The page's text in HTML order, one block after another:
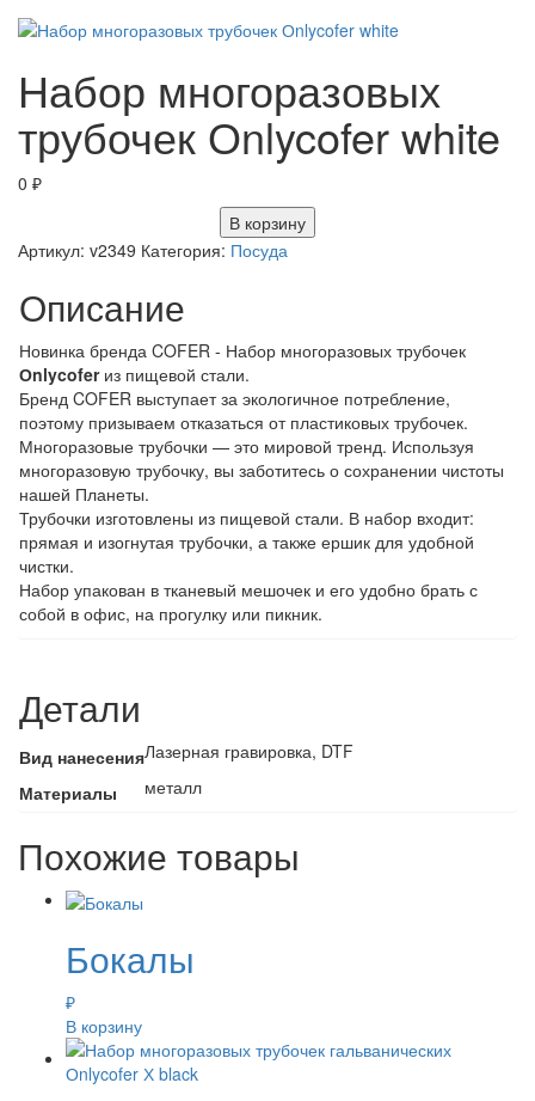
Набор многоразовых
трубочек Оnlycofer white
0 ₽
В корзину
Артикул: v2349 Категория: Посуда
Описание
Новинка бренда COFER - Набор многоразовых трубочек
Оnlycoferиз пищевой стали.
Бренд COFER выступает за экологичное потребление,
поэтому призываем отказаться от пластиковых трубочек.
Многоразовые трубочки — это мировой тренд. Используя
многоразовую трубочку, вы заботитесь о сохранении чистоты
нашей Планеты.
Трубочки изготовлены из пищевой стали. В набор входит:
прямая и изогнутая трубочки, а также ершик для удобной
чистки.
Набор упакован в тканевый мешочек и его удобно брать с
собой в офис, на прогулку или пикник.
Детали
Вид нанесенияЛазерная гравировка, DTF
Материалы
металл
Похожие товары
Бокалы
₽
В корзину